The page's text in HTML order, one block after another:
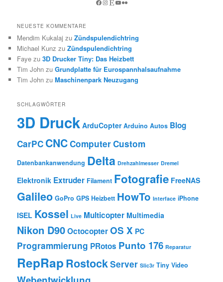
Facebook
Instagram
EtsyYouTube
Flickr
NEUESTE KOMMENTARE
Mendim Kukalaj zuZündspulendichtring
Michael Kunz zuZündspulendichtring
Faye zu3D Drucker Tiny: Das Heizbett
Tim John zuGrundplatte für Eurospannhalsaufnahme
Tim John zuMaschinenpark Neuzugang
SCHLAGWÖRTER
3D Druck ArduCopter Arduino Autos Blog
CarPC CNCComputerCustom
Datenbankanwendung Delta Drehzahlmesser Dremel
Elektronik Extruder Filament Fotografie FreeNAS
Galileo GoPro GPS Heizbett HowTo Interface iPhone
ISEL Kossel Live Multicopter Multimedia
Nikon D90OctocopterOS X PC
Programmierung PRotos Punto 176 Reparatur
RepRapRostockServer Slic3r Tiny Video